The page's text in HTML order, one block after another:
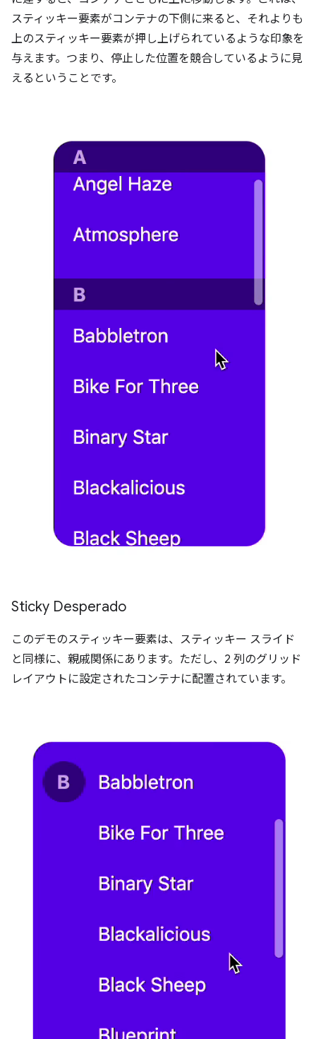
スティッキー要素がコンテナの下側に来ると、それよりも
上のスティッキー要素が押し上げられているような印象を
与えます。つまり、停止した位置を競合しているように見
えるということです。
Sticky Desperado
このデモのスティッキー要素は、スティッキー スライド
と同様に、親戚関係にあります。ただし、2 列のグリッド
レイアウトに設定されたコンテナに配置されています。